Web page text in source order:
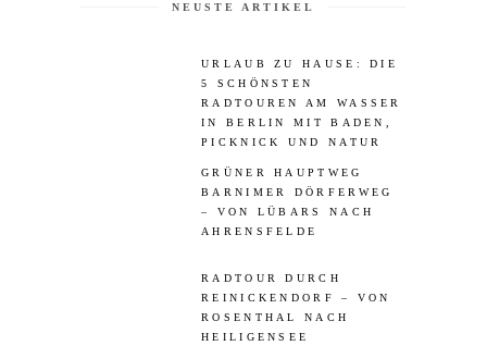
NEUSTE ARTIKEL
URLAUB ZU HAUSE: DIE
5 SCHÖNSTEN
RADTOUREN AM WASSER
IN BERLIN MIT BADEN,
PICKNICK UND NATUR
GRÜNER HAUPTWEG
BARNIMER DÖRFERWEG
– VON LÜBARS NACH
AHRENSFELDE
RADTOUR DURCH
REINICKENDORF – VON
ROSENTHAL NACH
HEILIGENSEE